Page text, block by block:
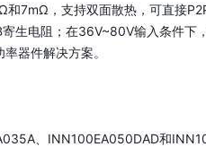
和7mΩ， 支持双面散热，可直接
生电阻；在36V~80V输入条件下
器件解决方案。
、INN100EA050DAD和